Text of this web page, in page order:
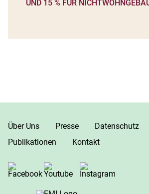
UND 15 % FÜR
Über Uns Presse Datenschutz
Publikationen
Kontakt